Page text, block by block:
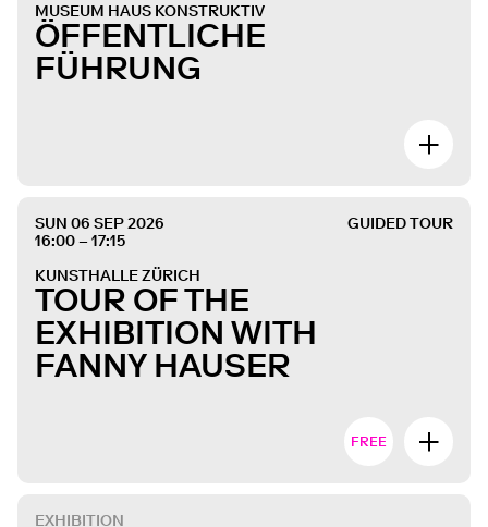
MUSEUM HAUS KONSTRUKTIV
ÖFFENTLICHE
FÜHRUNG
SUN 06 SEP 2026
16:00 – 17:15
GUIDED TOUR
KUNSTHALLE ZÜRICH
TOUR OF THE
EXHIBITION WITH
FANNY HAUSER
FREE
EXHIBITION